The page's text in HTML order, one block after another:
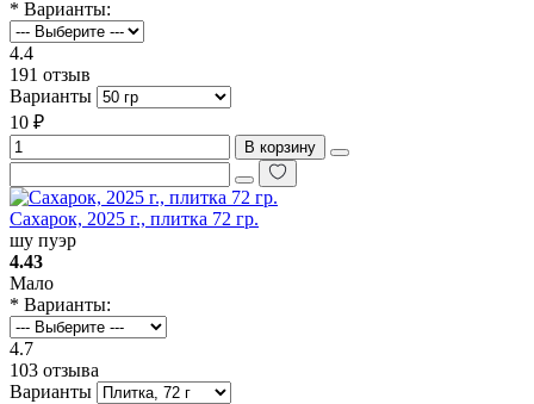
* Варианты:
4.4
191 отзыв
Варианты
10 ₽
В корзину
Сахарок, 2025 г., плитка 72 гр.
шу пуэр
4.43
Мало
* Варианты:
4.7
103 отзыва
Варианты